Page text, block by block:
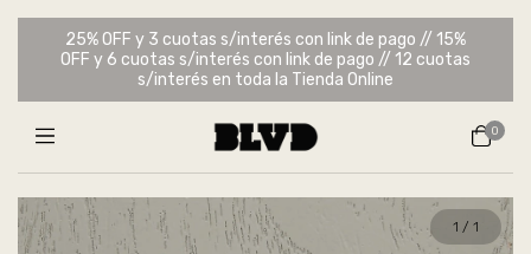
25% OFF y 3 cuotas s/interés con link de pago // 15%
OFF y 6 cuotas s/interés con link de pago // 12 cuotas
s/interés en toda la Tienda Online
0
1 / 1